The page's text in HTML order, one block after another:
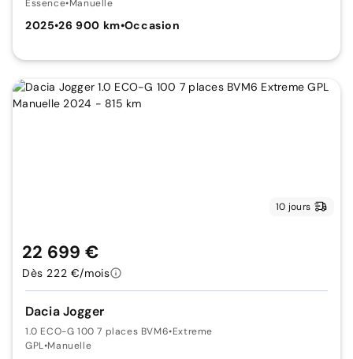
Essence•Manuelle
2025•26 900 km•Occasion
10 jours
Dacia Jogger
1.0 ECO-G 100 7 places BVM6•Extreme
GPL•Manuelle
22 699 €
Dès 222 €/mois